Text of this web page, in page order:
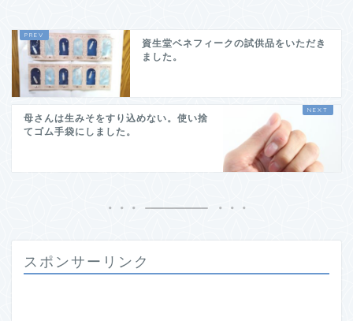
資生堂ベネフィークの試供品をいただき
ました。
母さんは生みそをすり込めない。使い捨
てゴム手袋にしました。
スポンサーリンク